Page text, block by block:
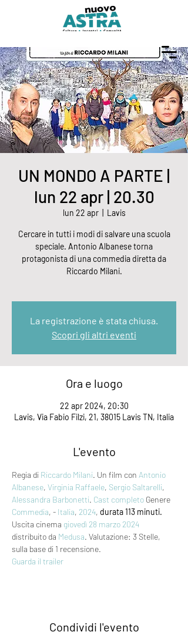
UN MONDO A PARTE |
lun 22 apr | 20.30
lun 22 apr
  |
Lavis
Cercare in tutti i modi di salvare una scuola
speciale. Antonio Albanese torna
protagonista di una commedia diretta da
Riccardo Milani.
La registrazione è stata chiusa.
Scopri gli altri eventi
Ora e luogo
22 apr 2024, 20:30
Lavis, Via Fabio Filzi, 21, 38015 Lavis TN, Italia
L'evento
Regia di Riccardo Milani. Un film con Antonio
Albanese, Virginia Raffaele, Sergio Saltarelli,
Alessandra Barbonetti. Cast completo Genere
Commedia, - Italia, 2024, durata 113 minuti.
Uscita cinema giovedì 28 marzo 2024
distribuito da Medusa. Valutazione: 3 Stelle,
sulla base di 1 recensione.
Guarda il trailer
Condividi l'evento